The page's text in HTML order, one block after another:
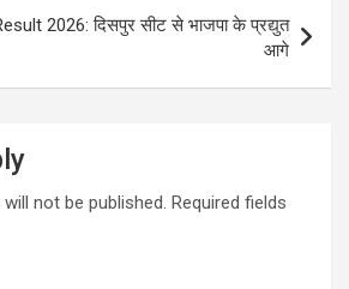
2026: दिसपुर सीट से भाजपा के प्रद्युत
आगे
not be published. Required fields